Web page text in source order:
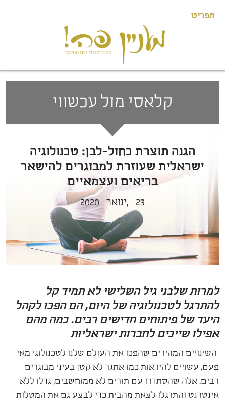
תפריט
קלאסי מול עכשווי
הגנה תוצרת כחול-לבן: טכנולוגיה
ישראלית שעוזרת למבוגרים להישאר
בריאים ועצמאיים
23 ינואר, 2020
למרות שלבני גיל השלישי לא תמיד קל
להתרגל לטכנולוגיה של היום, הם הפכו לקהל
היעד של פיתוחים חדישים רבים. כמה מהם
אפילו שייכים לחברות ישראליות
השינויים המהירים שהפכו את העולם שלנו לטכנולוגי מאי
פעם, עשויים להיראות כמו אתגר לא קטן בעיני מבוגרים
רבים. אלה שהסתדרו עם תורים לא ממוחשבים, גדלו ללא
אינטרנט והתרגלו לצאת מהבית כדי לבצע גם את המטלות